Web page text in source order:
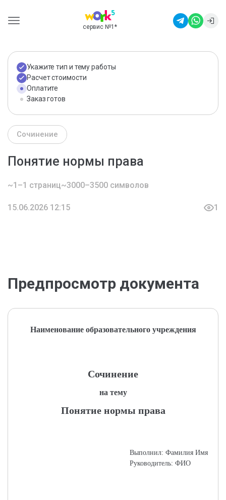
сервис №1 *
Укажите тип и тему работы
Расчет стоимости
Оплатите
Заказ готов
Сочинение
Понятие нормы права
~1–1 страниц~3000–3500 символов
15.06.2026 12:15 1
Предпросмотр документа
Наименование образовательного учреждения
Сочинение
на тему
Понятие нормы права
Выполнил: Фамилия Имя
Руководитель: ФИО